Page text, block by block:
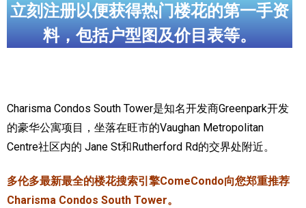
留学生指南
实用链接
大多伦多教育网站
大多伦多医疗机构
大多伦多交通网络
立刻注册以便获得热门楼花的第一手资
料，包括户型图及价目表等。
Charisma Condos South Tower是知名开发商Greenpark开发
的豪华公寓项目，坐落在旺市的Vaughan Metropolitan
Centre社区内的 Jane St和Rutherford Rd的交界处附近。
多伦多最新最全的楼花搜索引擎ComeCondo向您郑重推荐
Charisma Condos South Tower。